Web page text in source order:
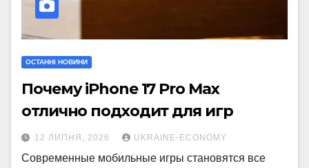
ОСТАННІ НОВИНИ
Почему iPhone 17 Pro Max
отлично подходит для игр
12 ЛИПНЯ, 2026 UKRAINE-ECONOMY
Современные мобильные игры становятся все